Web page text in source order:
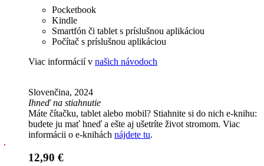
Pocketbook
Kindle
Smartfón či tablet s príslušnou aplikáciou
Počítač s príslušnou aplikáciou
Viac informácií v našich návodoch
Slovenčina, 2024
Ihneď na stiahnutie
Máte čítačku, tablet alebo mobil? Stiahnite si do nich e-knihu:
budete ju mať hneď a ešte aj ušetríte život stromom. Viac
informácii o e-knihách nájdete tu.
12,90 €